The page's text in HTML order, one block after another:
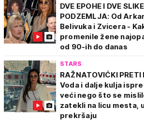
DVE EPOHE I DVE
PODZEMLJA: Od
Belivuka i Zvicera -
promenile žene
od 90-ih do danas
STARS
RAŽNATOVIĆKI
Voda i dalje kulja
veći nego što se
zatekli na licu mesta,
prekršaju